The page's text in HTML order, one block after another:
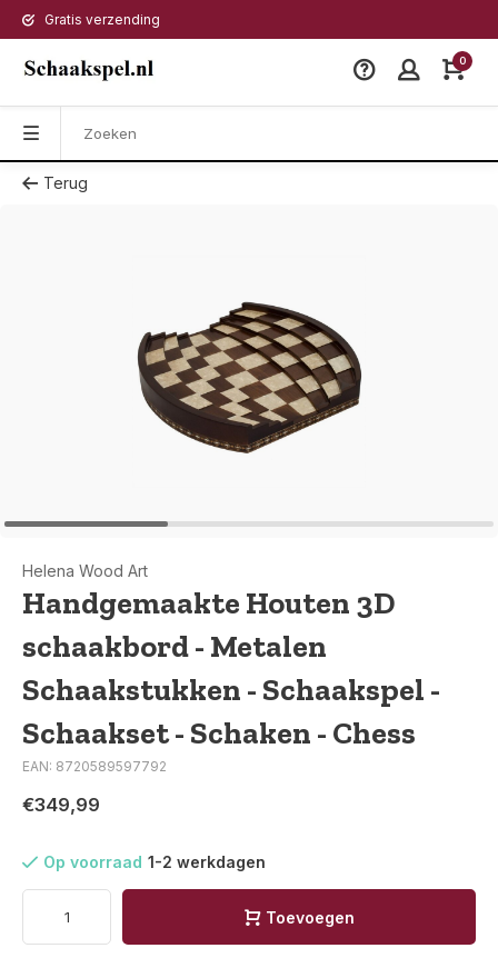
Gratis verzending
0
Terug
Helena Wood Art
Handgemaakte Houten 3D
schaakbord - Metalen
Schaakstukken - Schaakspel -
Schaakset - Schaken - Chess
EAN: 8720589597792
€349,99
Op voorraad 1-2 werkdagen
Toevoegen